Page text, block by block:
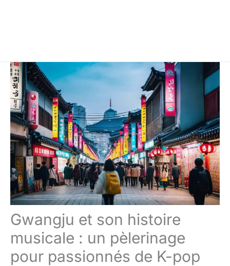
Gwangju et son histoire
musicale : un pèlerinage
pour passionnés de K-pop